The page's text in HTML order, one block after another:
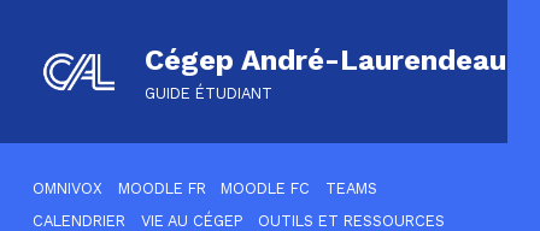
Cégep André-Laurendeau
GUIDE ÉTUDIANT
OMNIVOX
MOODLE FR MOODLE FC
TEAMS
CALENDRIER
VIE AU CÉGEP
OUTILS ET RESSOURCES